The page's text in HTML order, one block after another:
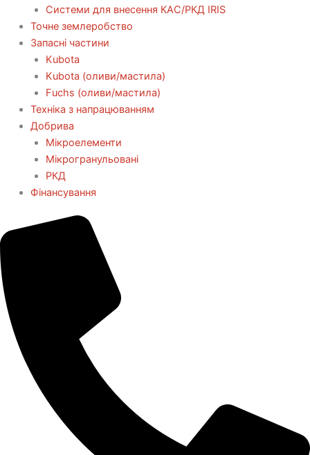
Системи для внесення КАС/РКД IRIS
Точне землеробство
Запасні частини
Kubota
Kubota (оливи/мастила)
Fuchs (оливи/мастила)
Техніка з напрацюванням
Добрива
Мікроелементи
Мікрогранульовані
РКД
Фінансування